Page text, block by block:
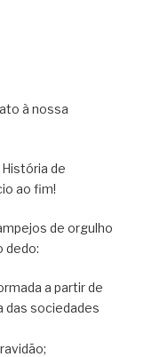
à nossa
de
ao fim!
de orgulho
dedo:
a partir de
das sociedades